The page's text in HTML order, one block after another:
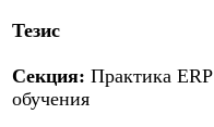
Тезис
Секция: Практика
обучения